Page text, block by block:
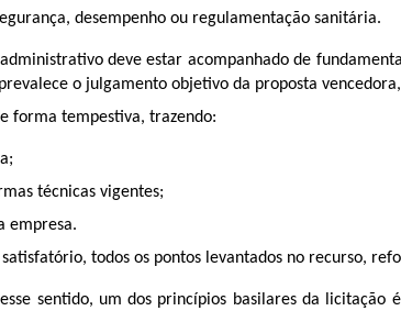
desempenho ou regulamentação sanitária.
deve estar acompanhado de
o julgamento objetivo da proposta
forma tempestiva, trazendo:
técnicas vigentes;
empresa.
todos os pontos levantados no recurso,
sentido, um dos princípios basilares da licitação